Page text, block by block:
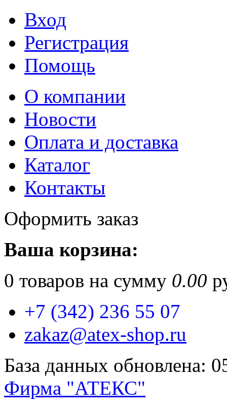
Вход
Регистрация
Помощь
О компании
Новости
Оплата и доставка
Каталог
Контакты
Оформить заказ
Ваша корзина:
0 товаров на сумму 0.00
+7 (342) 236 55 07
zakaz@atex-shop.ru
База данных обновлена:
Фирма "АТЕКС"